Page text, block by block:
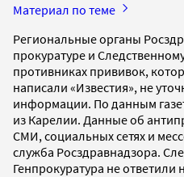
Материал по теме
Региональные органы
прокуратуре и
противниках прививок,
написали «Известия», не
информации. По данным
из Карелии. Данные об
СМИ, социальных сетях и
служба Росздравнадзора.
Генпрокуратура не ответили